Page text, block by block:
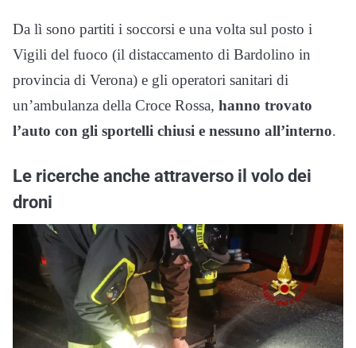
Da lì sono partiti i soccorsi e una volta sul posto i
Vigili del fuoco (il distaccamento di Bardolino in
provincia di Verona) e gli operatori sanitari di
un’ambulanza della Croce Rossa, hanno trovato
l’auto con gli sportelli chiusi e nessuno all’interno.
Le ricerche anche attraverso il volo dei
droni